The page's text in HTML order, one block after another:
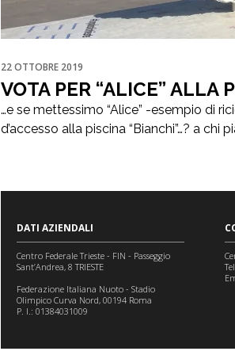
22 OTTOBRE 2019
VOTA PER “ALICE” ALLA
…e se mettessimo “Alice” -esempio di
d’accesso alla piscina “Bianchi”…? a chi
DATI AZIENDALI
Centro Federale Trieste - FIN - Passeggio
Sant’Andrea, 8 TRIESTE
Federazione Italiana Nuoto - Stadio
Olimpico Curva Nord, 00194 Roma
P. I.: 01384031009